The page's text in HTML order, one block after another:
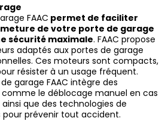
FAAC permet de faciliter
de votre porte de garage
sécurité maximale. FAAC propose
adaptés aux portes de garage
Ces moteurs sont compacts,
résister à un usage fréquent.
garage FAAC intègre des
le déblocage manuel en cas
que des technologies de
pour prévenir tout accident.